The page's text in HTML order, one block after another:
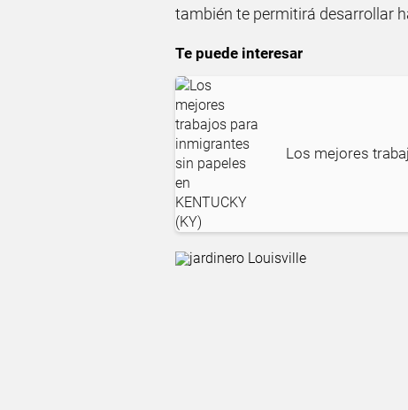
también te permitirá desarrollar
Te puede interesar
Los mejores